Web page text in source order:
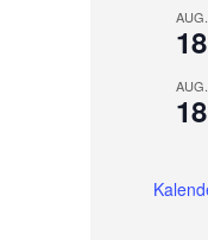
AUG.
18
AUG.
18